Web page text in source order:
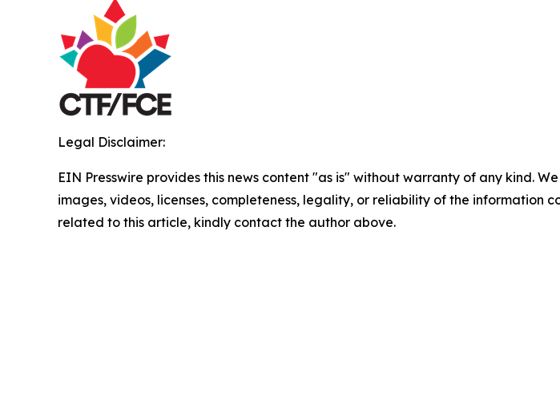
Legal Disclaimer:
EIN Presswire provides this news content "as is" without warranty of any kind.
images, videos, licenses, completeness, legality, or reliability of the information
related to this article, kindly contact the author above.